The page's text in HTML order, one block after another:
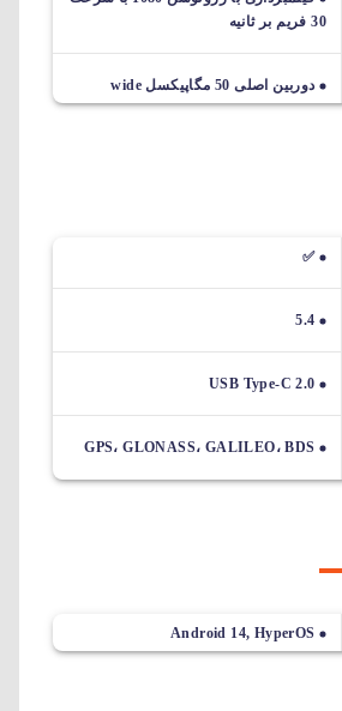
30 فریم بر ثانیه
دوربین اصلی 50 مگاپیکسل wide
✅
5.4
USB Type-C 2.0
GPS، GLONASS، GALILEO، BDS
Android 14, HyperOS